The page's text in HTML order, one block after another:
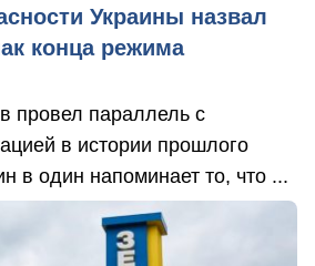
Украины назвал
конца режима
провел параллель с
в истории прошлого
в один напоминает то, что ...